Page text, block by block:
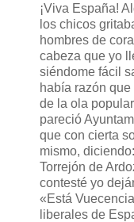
¡Viva España!
los chicos
hombres de
cabeza que yo
siéndome fácil
había razón
de la ola
pareció
que con cierta
mismo,
Torrejón de
contesté yo
«Está
liberales de